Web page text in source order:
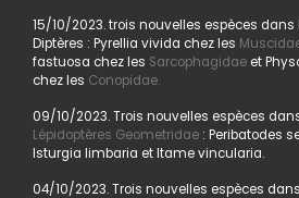
15/10/2023. trois nouvelles espèces dans
Diptères : Pyrellia vivida chez les
fastuosa chez les Sarcophagidaeet
chez les Conopidae.
09/10/2023. Trois nouvelles espèces
Lépidoptères Geometridae: Peribatodes
Isturgia limbaria et Itame vincularia.
04/10/2023. Trois nouvelles espèces